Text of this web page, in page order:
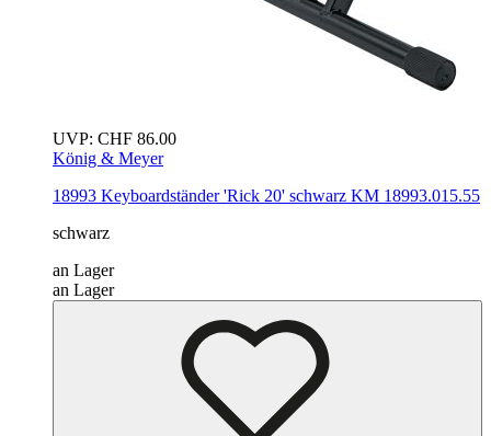
UVP: CHF 86.00
König & Meyer
18993 Keyboardständer 'Rick 20' schwarz KM 18993.015.55
schwarz
an Lager
an Lager